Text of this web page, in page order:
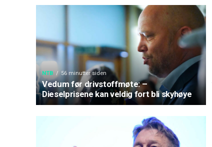
NTB 56 minutter siden
Vedum før drivstoffmøte: –
Dieselprisene kan veldig fort bli skyhøye